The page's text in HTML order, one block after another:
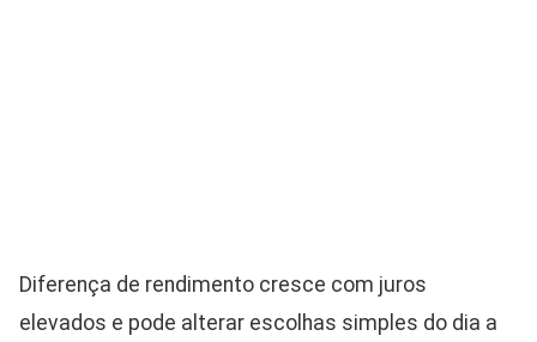
Diferença de rendimento cresce com juros
elevados e pode alterar escolhas simples do dia a